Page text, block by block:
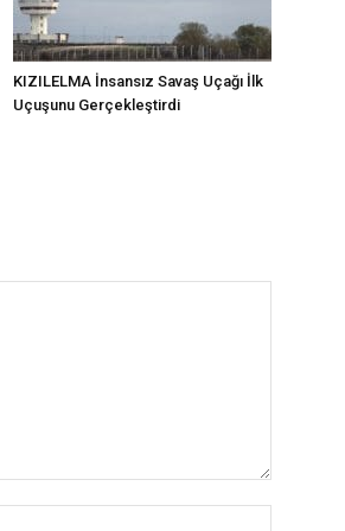
KIZILELMA İnsansız Savaş Uçağı İlk
Uçuşunu Gerçekleştirdi